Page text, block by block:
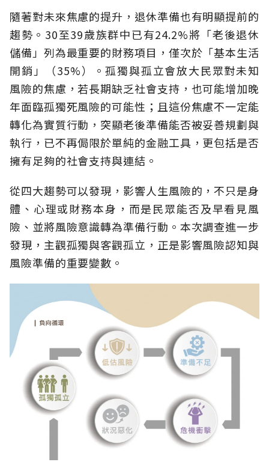
隨著對未來焦慮的提升，退休準備也有明顯提前的
趨勢。30至39歲族群中已有24.2%將「老後退休
儲備」列為最重要的財務項目，僅次於「基本生活
開銷」（35%）。孤獨與孤立會放大民眾對未知
風險的焦慮，若長期缺乏社會支持，也可能增加晚
年面臨孤獨死風險的可能性；且這份焦慮不一定能
轉化為實質行動，突顯老後準備能否被妥善規劃與
執行，已不再侷限於單純的金融工具，更包括是否
擁有足夠的社會支持與連結。
從四大趨勢可以發現，影響人生風險的，不只是身
體、心理或財務本身，而是民眾能否及早看見風
險、並將風險意識轉為準備行動。本次調查進一步
發現，主觀孤獨與客觀孤立，正是影響風險認知與
風險準備的重要變數。